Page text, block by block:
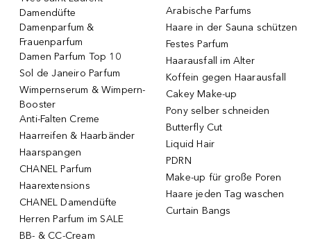
Damendüfte
Damenparfum &
Frauenparfum
Damen Parfum Top 10
Sol de Janeiro Parfum
Wimpernserum & Wimpern-
Booster
Anti-Falten Creme
Haarreifen & Haarbänder
Haarspangen
CHANEL Parfum
Haarextensions
CHANEL Damendüfte
Herren Parfum im SALE
BB- & CC-Cream
Arabische Parfums
Haare in der Sauna schützen
Festes Parfum
Haarausfall im Alter
Koffein gegen Haarausfall
Cakey Make-up
Pony selber schneiden
Butterfly Cut
Liquid Hair
PDRN
Make-up für große Poren
Haare jeden Tag waschen
Curtain Bangs